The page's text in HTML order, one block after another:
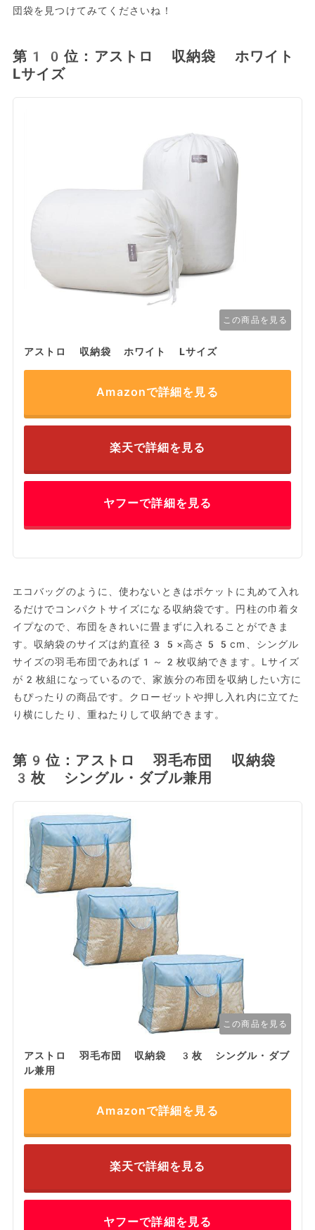
団袋を見つけてみてくださいね！
第10位：アストロ 収納袋 ホワイト
Lサイズ
この商品を見る
アストロ 収納袋 ホワイト Lサイズ
Amazonで詳細を見る
楽天で詳細を見る
ヤフーで詳細を見る
エコバッグのように、使わないときはポケットに丸めて入れ
るだけでコンパクトサイズになる収納袋です。円柱の巾着タ
イプなので、布団をきれいに畳まずに入れることができま
す。収納袋のサイズは約直径35×高さ55cm、シングル
サイズの羽毛布団であれば1～2枚収納できます。Lサイズ
が2枚組になっているので、家族分の布団を収納したい方に
もぴったりの商品です。クローゼットや押し入れ内に立てた
り横にしたり、重ねたりして収納できます。
第9位：アストロ 羽毛布団 収納袋
3枚 シングル・ダブル兼用
この商品を見る
アストロ 羽毛布団 収納袋 3枚 シングル・ダブ
ル兼用
Amazonで詳細を見る
楽天で詳細を見る
ヤフーで詳細を見る